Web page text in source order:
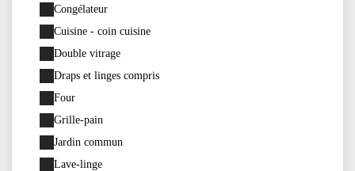
Congélateur
Cuisine - coin cuisine
Double vitrage
Draps et linges compris
Four
Grille-pain
Jardin commun
Lave-linge